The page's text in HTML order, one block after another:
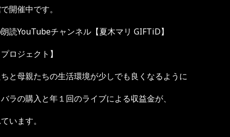
開催中です。
読YouTubeチャンネル【夏木マリ GIFTiD】
ロジェクト】
と母親たちの生活環境が少しでも良くなるように
ラの購入と年１回のライブによる収益金が、
います。